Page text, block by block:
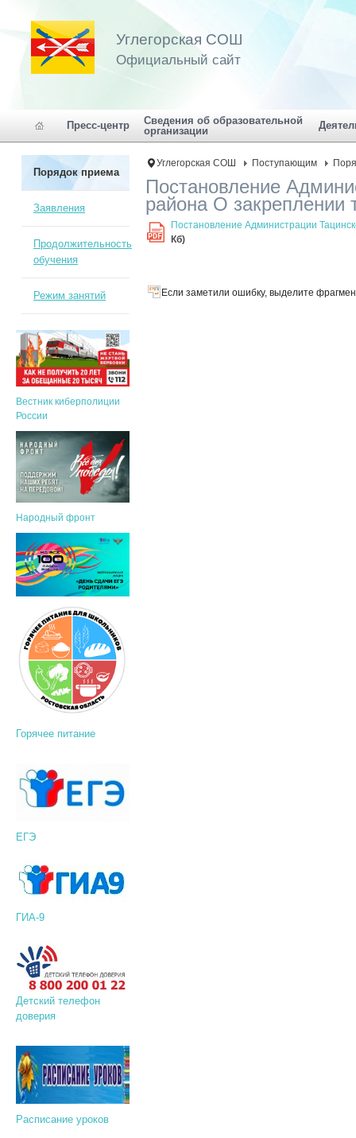
Углегорская СОШ
Официальный сайт
Пресс-центр
Сведения об образовательной
организации
Углегорская СОШ Поступающим
Постановление
района О закреплении
PDF
Постановление Администрации
Кб)
Если заметили ошибку, выделите
Порядок приема
Заявления
Продолжительность
обучения
Режим занятий
Вестник киберполиции
России
Народный фронт
Горячее питание
ЕГЭ
ГИА-9
Детский телефон
доверия
Расписание уроков